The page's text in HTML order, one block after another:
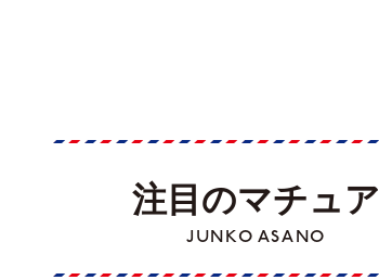
注目のマチュア
JUNKO ASANO